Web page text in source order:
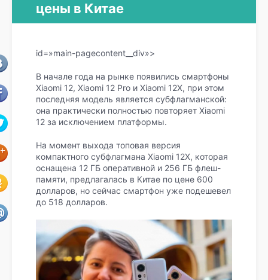
цены в Китае
id=»main-pagecontent__div»>
В начале года на рынке появились смартфоны
Xiaomi 12, Xiaomi 12 Pro и Xiaomi 12X, при этом
последняя модель является субфлагманской:
она практически полностью повторяет Xiaomi
12 за исключением платформы.
На момент выхода топовая версия
компактного субфлагмана Xiaomi 12X, которая
оснащена 12 ГБ оперативной и 256 ГБ флеш-
памяти, предлагалась в Китае по цене 600
долларов, но сейчас смартфон уже подешевел
до 518 долларов.